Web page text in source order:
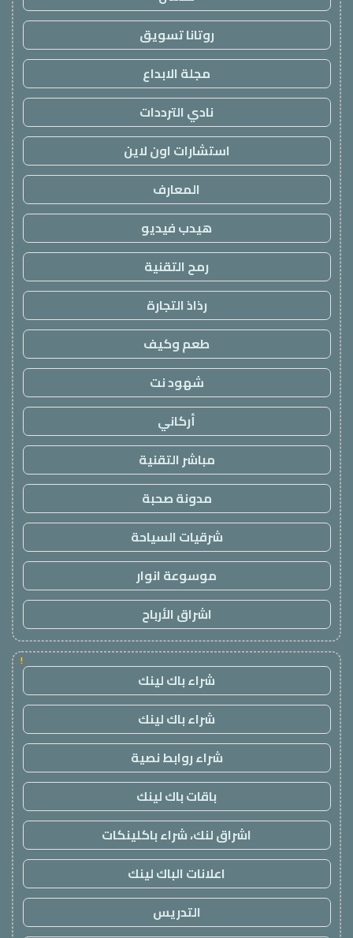
روتانا تسويق
مجلة الابداع
نادي الترددات
استشارات اون لاين
المعارف
هيدب فيديو
رمح التقنية
رذاذ التجارة
طعم وكيف
شهود نت
أركاني
مباشر التقنية
مدونة صحبة
شرقيات السياحة
موسوعة انوار
اشراق الأرباح
!
شراء باك لينك
شراء باك لينك
شراء روابط نصية
باقات باك لينك
اشراق لنك، شراء باكلينكات
اعلانات الباك لينك
التدريس